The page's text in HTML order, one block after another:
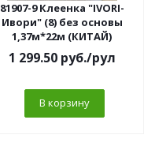
81907-9 Клеенка "IVORI-
Ивори" (8) без основы
1,37м*22м (КИТАЙ)
1 299.50руб./рул
В корзину